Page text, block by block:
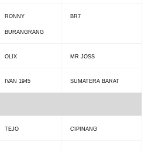
RONNY
BURANGRANG
BR7
OLIX MR JOSS
IVAN 1945 SUMATERA BARAT
TEJO CIPINANG